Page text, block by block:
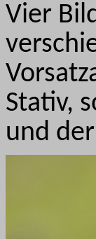
Vier
Stativ,
und